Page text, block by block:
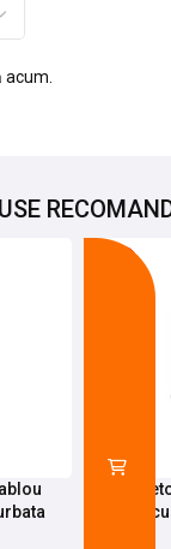
curbata